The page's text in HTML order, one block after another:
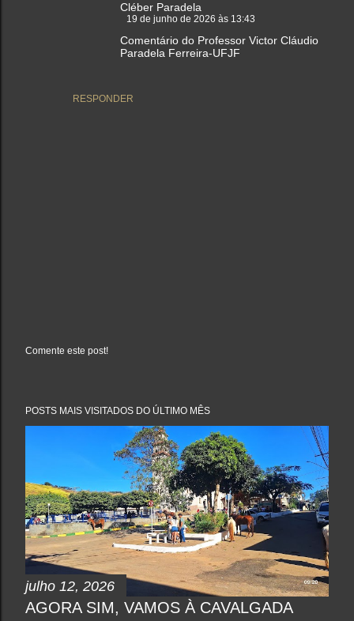
RESPONDER
Cléber Paradela
19 de junho de 2026 às 13:43
Comentário do Professor Victor Cláudio
Paradela Ferreira-UFJF
a
e
n
t
á
r
i
o
Comente este post!
POSTS MAIS VISITADOS DO ÚLTIMO MÊS
julho 12, 2026
AGORA SIM, VAMOS À CAVALGADA